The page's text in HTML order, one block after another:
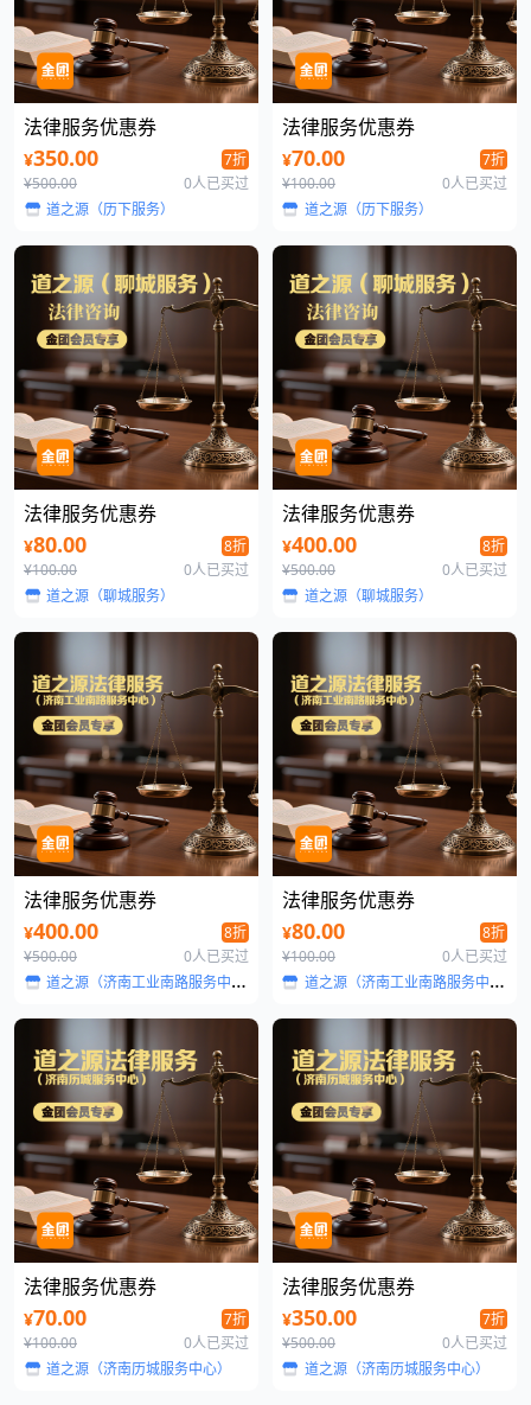
法律服务优惠券
¥350.00
7折
¥500.00
0人已买过
道之源（历下服务）
法律服务优惠券
¥70.00
7折
¥100.00
0人已买过
道之源（历下服务）
法律服务优惠券
¥80.00
8折
¥100.00
0人已买过
道之源（聊城服务）
法律服务优惠券
¥400.00
8折
¥500.00
0人已买过
道之源（聊城服务）
法律服务优惠券
¥400.00
8折
¥500.00
0人已买过
道之源（济南工业南路服务中心）
法律服务优惠券
¥80.00
8折
¥100.00
0人已买过
道之源（济南工业南路服务中心）
法律服务优惠券
¥70.00
7折
¥100.00
0人已买过
道之源（济南历城服务中心）
法律服务优惠券
¥350.00
7折
¥500.00
0人已买过
道之源（济南历城服务中心）